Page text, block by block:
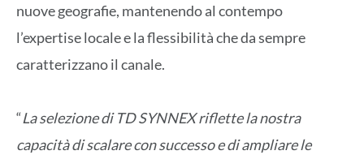
nuove geografie, mantenendo al contempo
l’expertise locale e la flessibilità che da sempre
caratterizzano il canale.
“La selezione di TD SYNNEX riflette la nostra
capacità di scalare con successo e di ampliare le